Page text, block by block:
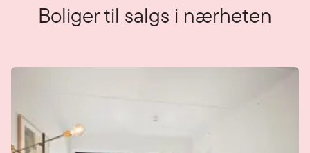
Boliger til salgs i nærheten